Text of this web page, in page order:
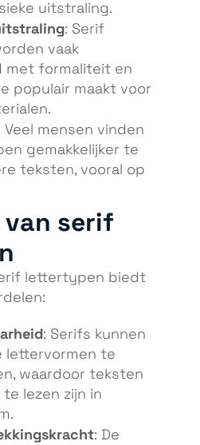
uitstraling.
: Serif
vaak
met formaliteit en
populair maakt voor
Veel mensen vinden
gemakkelijker te
teksten, vooral op
van serif
lettertypen biedt
: Serifs kunnen
lettervormen te
waardoor teksten
te lezen zijn in
: De